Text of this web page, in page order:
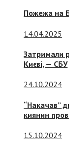
Пожежа на
14.04.2025
Затримали
Києві, — СБУ
24.10.2024
“Накачав”
киянин
15.10.2024